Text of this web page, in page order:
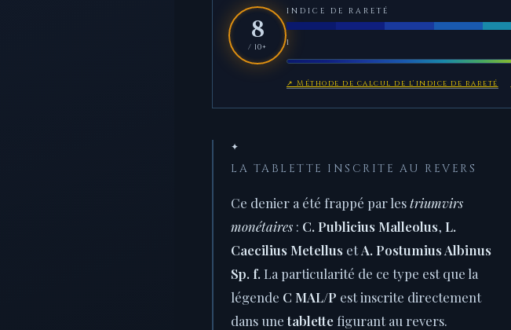
8
/ 10+
INDICE DE RARETÉ
1
↗ Méthode de calcul de l'indice de rareté
✦
LA TABLETTE INSCRITE AU REVERS
Ce denier a été frappé par lestriumvirs
monétaires : C. Publicius Malleolus, L.
Caecilius Metellus etA. Postumius Albinus
Sp. f. La particularité de ce type est que la
légende C MAL/P est inscrite directement
dans unetablette figurant au revers.